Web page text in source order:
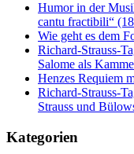
Humor in der
cantu fractibili“
Wie geht es dem
Richard-Strauss-
Salome als
Henzes Requiem
Richard-Strauss-
Strauss und
Kategorien